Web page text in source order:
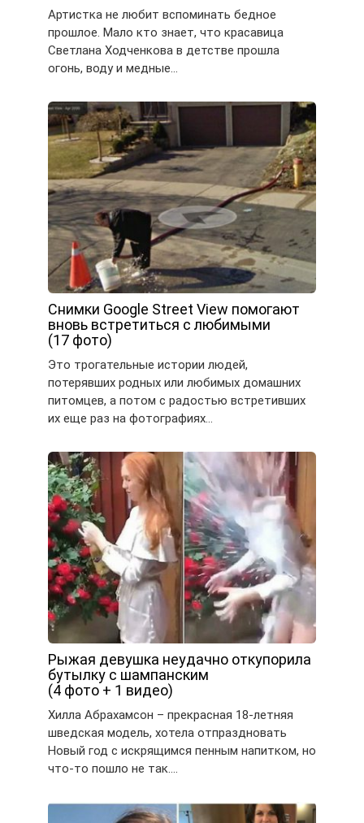
Артистка не любит вспоминать бедное
прошлое. Мало кто знает, что красавица
Светлана Ходченкова в детстве прошла
огонь, воду и медные…
Снимки Google Street View помогают
вновь встретиться с любимыми
(17 фото)
Это трогательные истории людей,
потерявших родных или любимых домашних
питомцев, а потом с радостью встретивших
их еще раз на фотографиях…
Рыжая девушка неудачно откупорила
бутылку с шампанским
(4 фото + 1 видео)
Хилла Абрахамсон – прекрасная 18-летняя
шведская модель, хотела отпраздновать
Новый год с искрящимся пенным напитком, но
что-то пошло не так….